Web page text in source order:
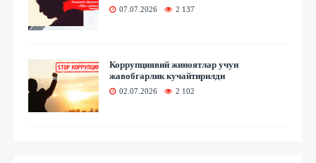
07.07.2026 2 137
Коррупциявий жиноятлар учун
жавобгарлик кучайтирилди
02.07.2026 2 102